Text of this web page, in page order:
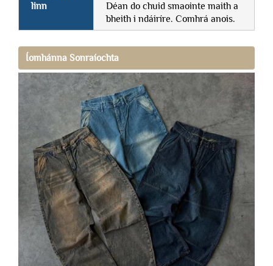
linn
Déan do chuid smaointe maith a
bheith i ndáiríre. Comhrá anois.
Íomhánna Sonraíochta